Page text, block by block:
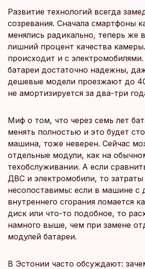
Развитие технологий всегда
созревания. Сначала смартфоны
менялись радикально, теперь же
лишний процент качества
происходит и с
батареи достаточно надежны,
дешевые модели проезжают до
не амортизируется за два-три
Миф о том, что через семь лет
менять полностью и это будет
машина, тоже неверен. Сейчас
отдельные модули, как на
техобслуживании. А если
ДВС и электромобили, то затраты
несопоставимы: если в машине с
внутреннего сгорания ломается
диск или что-то подобное, то
намного выше, чем при замене
модулей батареи.
В Эстонии часто обсуждают: